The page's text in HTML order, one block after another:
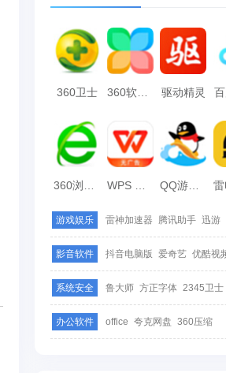
360卫士 360软件管家 驱动精灵
游戏娱乐 雷神加速器 腾讯助手 迅游
影音软件 抖音电脑版 爱奇艺 优酷视
系统安全 鲁大师 方正字体 2345卫士
办公软件 office 夸克网盘 360压缩